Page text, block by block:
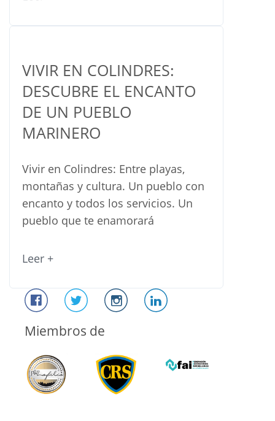
VIVIR EN COLINDRES:
DESCUBRE EL ENCANTO
DE UN PUEBLO
MARINERO
Vivir en Colindres: Entre playas,
montañas y cultura. Un pueblo con
encanto y todos los servicios. Un
pueblo que te enamorará
Leer +
Miembros de